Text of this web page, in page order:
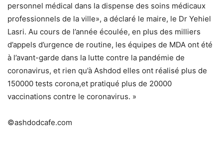
personnel médical dans la dispense des soins médicaux
professionnels de la ville», a déclaré le maire, le Dr Yehiel
Lasri. Au cours de l’année écoulée, en plus des milliers
d’appels d’urgence de routine, les équipes de MDA ont été
à l’avant-garde dans la lutte contre la pandémie de
coronavirus, et rien qu’à Ashdod elles ont réalisé plus de
150000 tests corona,et pratiqué plus de 20000
vaccinations contre le coronavirus. »
©ashdodcafe.com